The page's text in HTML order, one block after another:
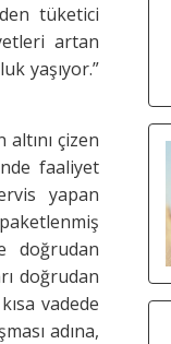
tüketici
artan
yaşıyor.”
çizen
faaliyet
yapan
doğrudan
doğrudan
vadede
adına,